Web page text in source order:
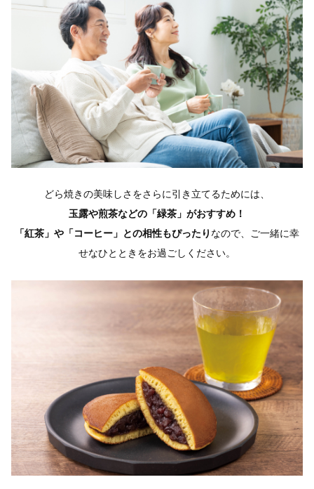
どら焼きの美味しさをさらに引き立てるためには、
玉露や煎茶などの「緑茶」がおすすめ！
「紅茶」や「コーヒー」との相性もぴったり なので、
ご一緒に幸
せなひとときをお過ごしください。